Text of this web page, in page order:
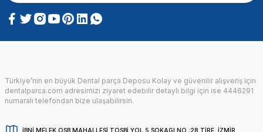
Türkiye’nin en büyük Dental parça Deposu Kolay ve güvenilir alışveriş için
dentalparca.com adresimizi ziyaret edebilir detaylı bilgi için ise 4446291
numaralı telefondan bize ulaşabilirsin.
İBNİ MELEK OSB MAHALLESİ TOSBİ YOL 5 SOKAGI NO :28 TİRE, İZMİR